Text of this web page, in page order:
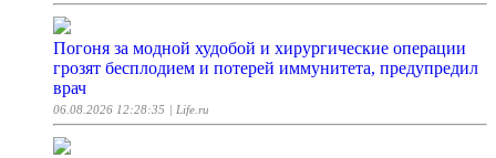
Погоня за модной худобой и хирургические операции
грозят бесплодием и потерей иммунитета, предупредил
врач
06.08.2026 12:28:35 | Life.ru